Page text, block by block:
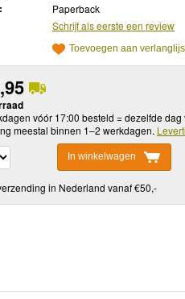
Paperback
Schrijf als eerste een review
Toevoegen aan
vóór 17:00 besteld = dezelfde dag
meestal binnen 1–2 werkdagen.
In winkelwagen
in Nederland vanaf €50,-